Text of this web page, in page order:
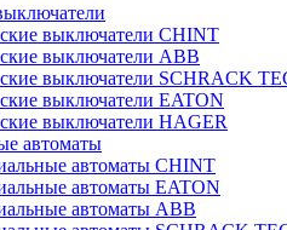
выключатели CHINT
выключатели ABB
выключатели SCHRACK
выключатели EATON
выключатели HAGER
автоматы
автоматы CHINT
автоматы EATON
автоматы ABB